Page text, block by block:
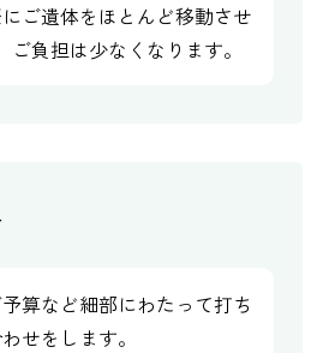
ご遺体をほとんど移動させ
ご負担は少なくなります。
算など細部にわたって打ち
せをします。